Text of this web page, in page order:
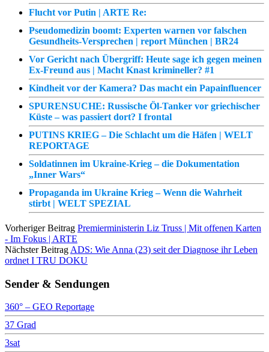
Flucht vor Putin | ARTE Re:
Pseudomedizin boomt: Experten warnen vor falschen
Gesundheits-Versprechen | report München | BR24
Vor Gericht nach Übergriff: Heute sage ich gegen meinen
Ex-Freund aus | Macht Knast krimineller? #1
Kindheit vor der Kamera? Das macht ein Papainfluencer
SPURENSUCHE: Russische Öl-Tanker vor griechischer
Küste – was passiert dort? I frontal
PUTINS KRIEG – Die Schlacht um die Häfen | WELT
REPORTAGE
Soldatinnen im Ukraine-Krieg – die Dokumentation
„Inner Wars“
Propaganda im Ukraine Krieg – Wenn die Wahrheit
stirbt | WELT SPEZIAL
Vorheriger Beitrag Premierministerin Liz Truss | Mit offenen Karten
- Im Fokus | ARTE
Nächster Beitrag ADS: Wie Anna (23) seit der Diagnose ihr Leben
ordnet I TRU DOKU
Sender & Sendungen
360° – GEO Reportage
37 Grad
3sat